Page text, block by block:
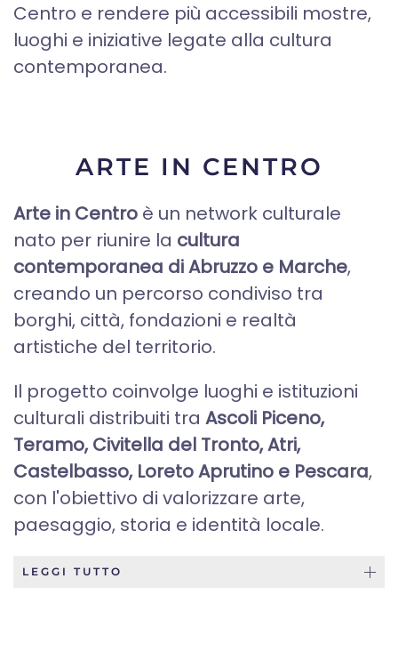
Centro e rendere più accessibili mostre,
luoghi e iniziative legate alla cultura
contemporanea.
ARTE IN CENTRO
Arte in Centro è un network culturale
nato per riunire la cultura
contemporanea di Abruzzo e Marche,
creando un percorso condiviso tra
borghi, città, fondazioni e realtà
artistiche del territorio.
Il progetto coinvolge luoghi e istituzioni
culturali distribuiti tra Ascoli Piceno,
Teramo, Civitella del Tronto, Atri,
Castelbasso, Loreto Aprutino e Pescara,
con l'obiettivo di valorizzare arte,
paesaggio, storia e identità locale.
LEGGI TUTTO